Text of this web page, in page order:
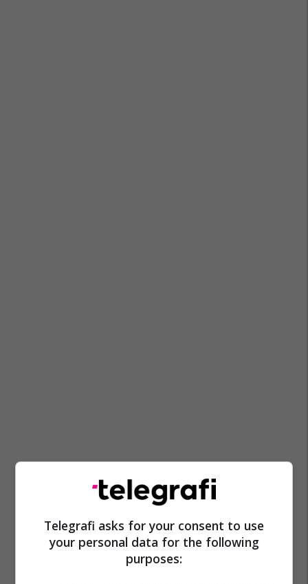
Telegrafi asks for your consent to use
your personal data for the following
purposes: